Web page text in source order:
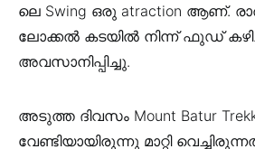
ലെ Swing ഒരു atraction ആണ്.
ലോക്കല്‍ കടയില്‍ നിന്ന് ഫുഡ്‌
അവസാനിപ്പിച്ചു.
അടുത്ത ദിവസം Mount Batur
വേണ്ടിയായിരുന്നു മാറ്റി